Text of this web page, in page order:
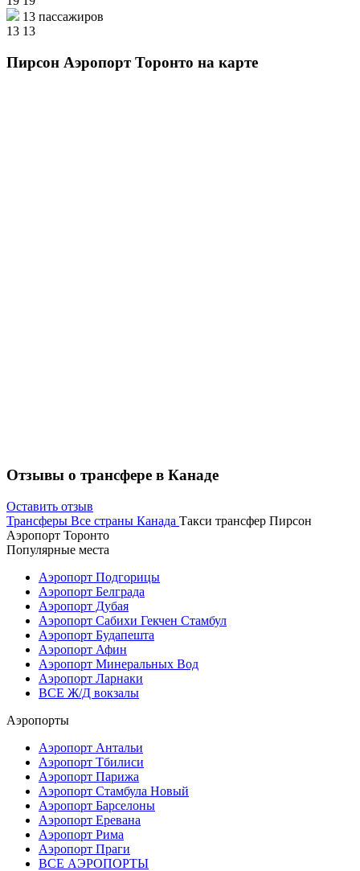
13 пассажиров
13 13
Пирсон Аэропорт Торонто на карте
Отзывы о трансфере в Канаде
Оставить отзыв
Трансферы Все страны Канада Такси трансфер Пирсон
Аэропорт Торонто
Популярные места
Аэропорт Подгорицы
Аэропорт Белграда
Аэропорт Дубая
Аэропорт Сабихи Гекчен Стамбул
Аэропорт Будапешта
Аэропорт Афин
Аэропорт Минеральных Вод
Аэропорт Ларнаки
ВСЕ Ж/Д вокзалы
Аэропорты
Аэропорт Антальи
Аэропорт Тбилиси
Аэропорт Парижа
Аэропорт Стамбула Новый
Аэропорт Барселоны
Аэропорт Еревана
Аэропорт Рима
Аэропорт Праги
ВСЕ АЭРОПОРТЫ